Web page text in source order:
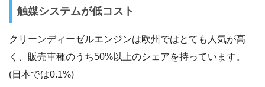
触媒システムが低コスト
クリーンディーゼルエンジンは欧州ではとても人気が高
く、販売車種のうち50%以上のシェアを持っています。
(日本では0.1%)